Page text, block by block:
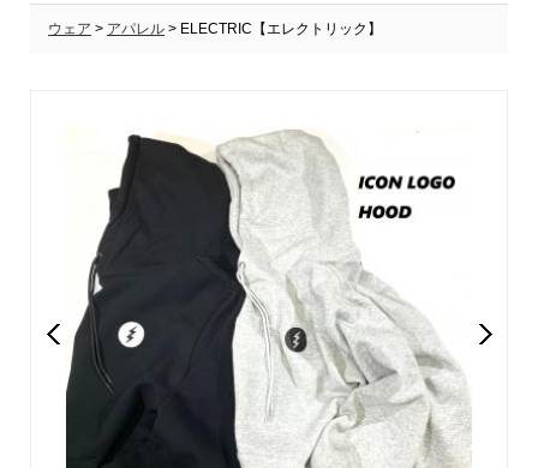
ウェア > アパレル > ELECTRIC【エレクトリック】